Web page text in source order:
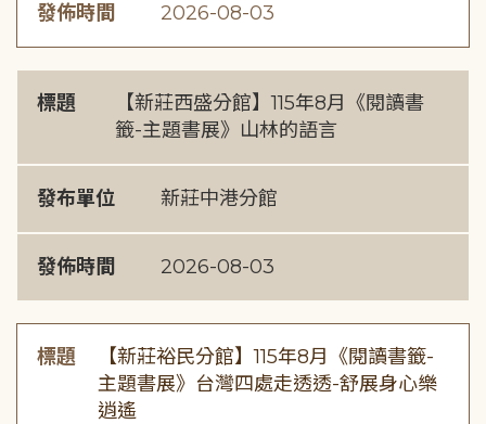
發佈時間 2026-08-03
標題
【新莊西盛分館】115年8月《閱讀書
籤-主題書展》山林的語言
發布單位 新莊中港分館
發佈時間 2026-08-03
標題
【新莊裕民分館】115年8月《閱讀書籤-
主題書展》台灣四處走透透-舒展身心樂
逍遙